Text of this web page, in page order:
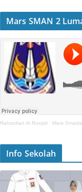
Mars SMAN 2
Rahardian Al Rosyid · Mars Smada
Info Sekolah